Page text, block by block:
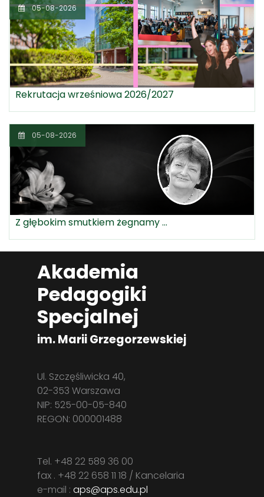
05-08-2026
Rekrutacja wrześniowa 2026/2027
05-08-2026
Z głębokim smutkiem żegnamy ...
Akademia
Pedagogiki
Specjalnej
im. Marii Grzegorzewskiej
Ul. Szczęśliwicka 40,
02-353 Warszawa
NIP: 525-00-05-840
REGON: 000001488
Tel. +48 22 589 36 00
fax . +48 22 658 11 18 / Kancelaria
e-mail : aps@aps.edu.pl